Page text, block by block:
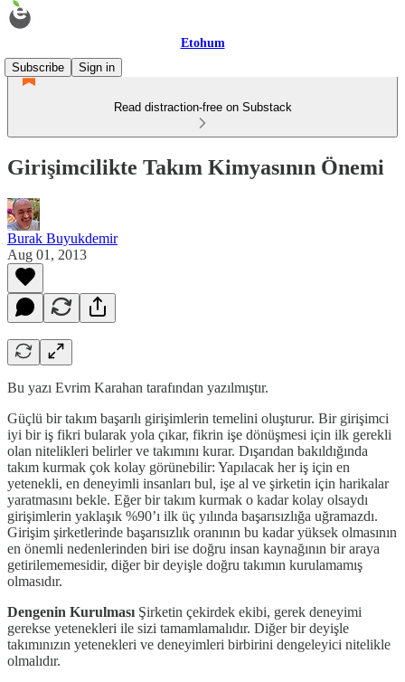
Etohum
Subscribe
Sign in
Read distraction-free on Substack
Girişimcilikte Takım Kimyasının Önemi
Burak Buyukdemir
Aug 01, 2013
Bu yazı Evrim Karahan tarafından yazılmıştır.
Güçlü bir takım başarılı girişimlerin temelini oluşturur. Bir girişimci
iyi bir iş fikri bularak yola çıkar, fikrin işe dönüşmesi için ilk gerekli
olan nitelikleri belirler ve takımını kurar. Dışarıdan bakıldığında
takım kurmak çok kolay görünebilir: Yapılacak her iş için en
yetenekli, en deneyimli insanları bul, işe al ve şirketin için harikalar
yaratmasını bekle. Eğer bir takım kurmak o kadar kolay olsaydı
girişimlerin yaklaşık %90’ı ilk üç yılında başarısızlığa uğramazdı.
Girişim şirketlerinde başarısızlık oranının bu kadar yüksek olmasının
en önemli nedenlerinden biri ise doğru insan kaynağının bir araya
getirilememesidir, diğer bir deyişle doğru takımın kurulamamış
olmasıdır.
Dengenin Kurulması Şirketin çekirdek ekibi, gerek deneyimi
gerekse yetenekleri ile sizi tamamlamalıdır. Diğer bir deyişle
takımınızın yetenekleri ve deneyimleri birbirini dengeleyici nitelikle
olmalıdır.